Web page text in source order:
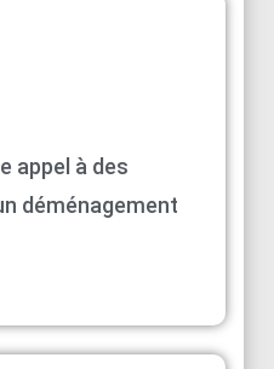
appel à des
déménagement